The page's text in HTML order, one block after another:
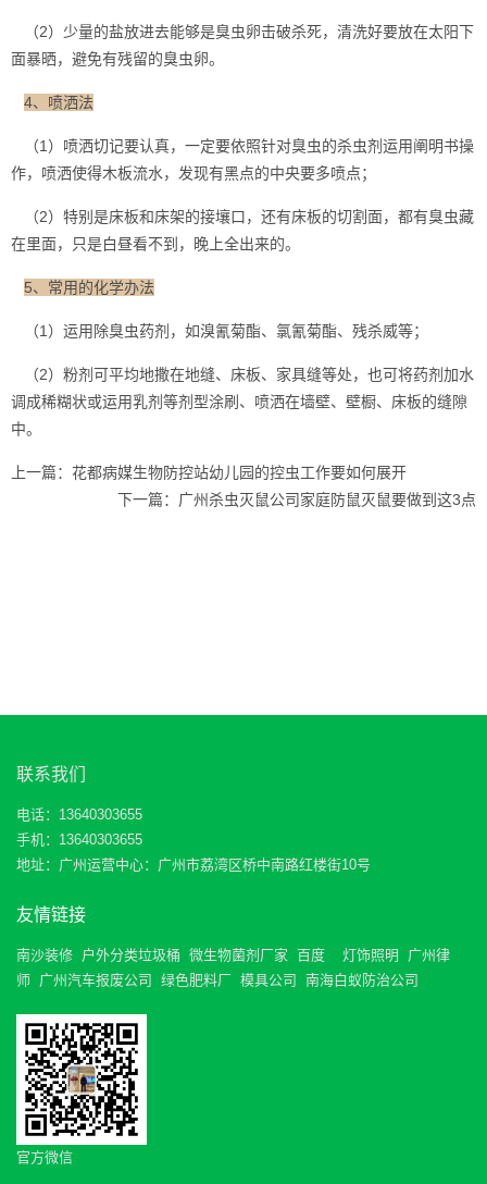
（2）少量的盐放进去能够是臭虫卵击破杀死，清洗好要放在太阳下
面暴晒，避免有残留的臭虫卵。
4、喷洒法
（1）喷洒切记要认真，一定要依照针对臭虫的杀虫剂运用阐明书操
作，喷洒使得木板流水，发现有黑点的中央要多喷点；
（2）特别是床板和床架的接壤口，还有床板的切割面，都有臭虫藏
在里面，只是白昼看不到，晚上全出来的。
5、常用的化学办法
（1）运用除臭虫药剂 ，如溴氰菊酯、氯氰菊酯、残杀威等；
（2）粉剂可平均地撒在地缝、床板、家具缝等处，也可将药剂加水
调成稀糊状或运用乳剂等剂型涂刷、喷洒在墙壁、壁橱、床板的缝隙
中。
上一篇： 花都病媒生物防控站幼儿园的控虫工作要如何展开
下一篇： 广州杀虫灭鼠公司家庭防鼠灭鼠要做到这3点
联系我们
电话：13640303655
手机：13640303655
地址：广州运营中心：广州市荔湾区桥中南路红楼街10号
友情链接
南沙装修 户外分类垃圾桶 微生物菌剂厂家 百度 灯饰照明
广州律
师 广州汽车报废公司 绿色肥料厂 模具公司 南海白蚁防治公司
官方微信